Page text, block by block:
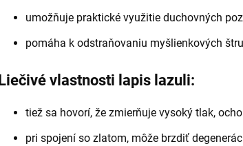
umožňuje praktické využitie duchovných
pomáha k odstraňovaniu myšlienkových
Liečivé vlastnosti lapis lazuli:
tiež sa hovorí, že zmierňuje vysoký tlak,
pri spojení so zlatom, môže brzdiť